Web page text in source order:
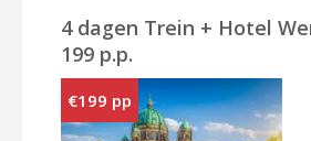
4 dagen Trein + Hotel
199 p.p.
€199 pp